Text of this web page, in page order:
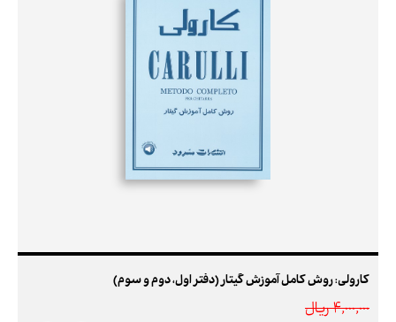
کارولی: روش کامل آموزش گیتار (دفتر اول، دوم و سوم)
4,000,000 ريال